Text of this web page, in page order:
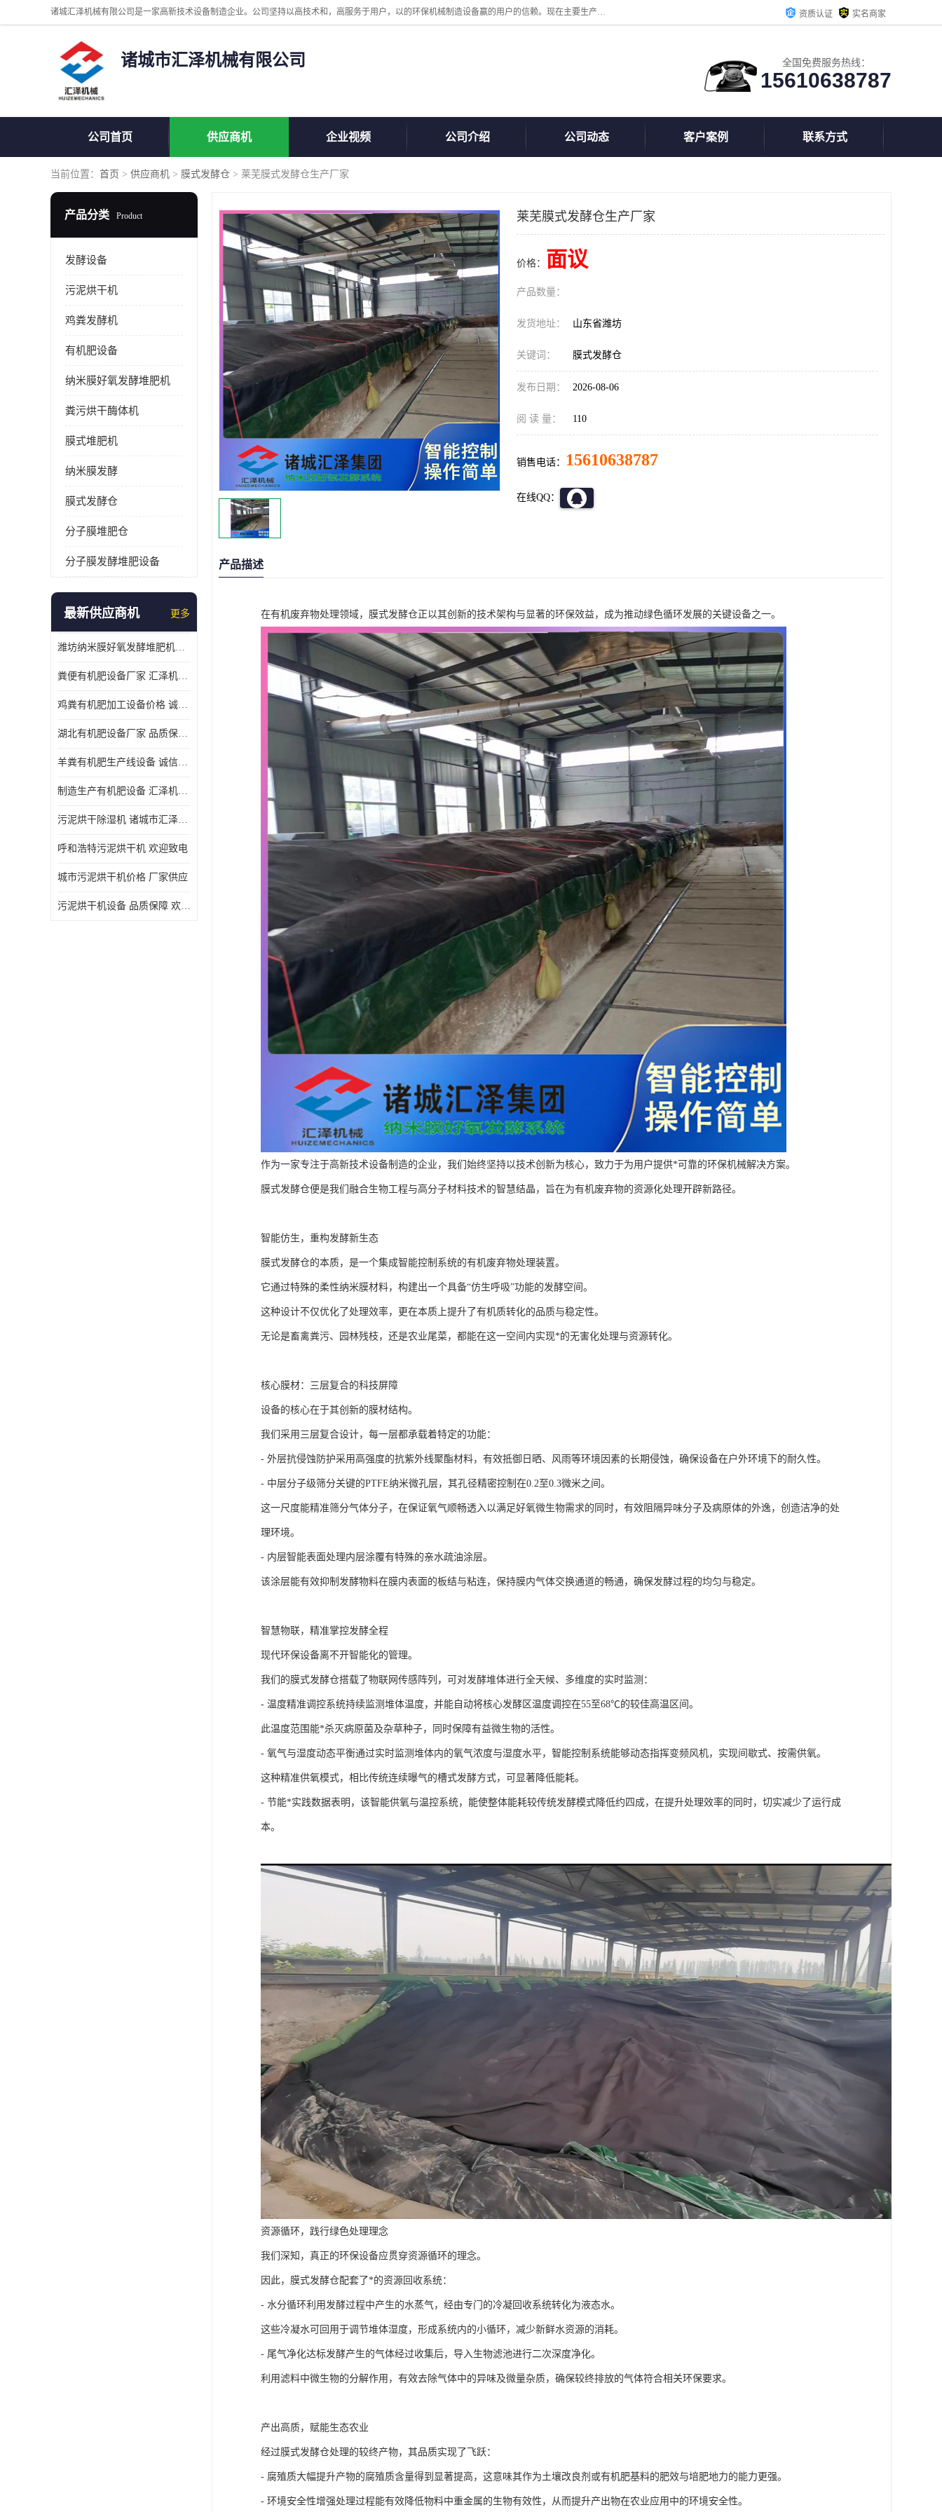
诸城汇泽机械有限公司是一家高新技术设备制造企业。公司坚持以高技术和，高服务于用户，以的环保机械制造设备赢的用户的信赖。现在主要生产死亡畜禽无害化处理和立式和卧式有机肥设备，搅拌机，烘干机，高温发酵机等。污水处理设备，固液分离机。气浮机，化制机等。公司秉承品质，用户至上，科技创新的经营理。 资质认证 实名商家
诸城市汇泽机械有限公司 全国免费服务热线：
15610638787
公司首页 供应商机 企业视频 公司介绍 公司动态 客户案例 联系方式
当前位置： 首页 > 供应商机 > 膜式发酵仓 > 莱芜膜式发酵仓生产厂家
产品分类 Product
发酵设备
污泥烘干机
鸡粪发酵机
有机肥设备
纳米膜好氧发酵堆肥机
粪污烘干酶体机
膜式堆肥机
纳米膜发酵
膜式发酵仓
分子膜堆肥仓
分子膜发酵堆肥设备
最新供应商机 更多
潍坊纳米膜好氧发酵堆肥机定制
粪便有机肥设备厂家 汇泽机械 免费报价
鸡粪有机肥加工设备价格 诚信卖家 致电了解
湖北有机肥设备厂家 品质保障 欢迎咨询
羊粪有机肥生产线设备 诚信卖家 致电了解
制造生产有机肥设备 汇泽机械 免费报价
污泥烘干除湿机 诸城市汇泽机械有限公司
呼和浩特污泥烘干机 欢迎致电
城市污泥烘干机价格 厂家供应
污泥烘干机设备 品质保障 欢迎咨询
莱芜膜式发酵仓生产厂家
价格： 面议
产品数量：
发货地址： 山东省潍坊
关键词： 膜式发酵仓
发布日期： 2026-08-06
阅 读 量： 110
销售电话： 15610638787
在线QQ：
产品描述
在有机废弃物处理领域，膜式发酵仓正以其创新的技术架构与显著的环保效益，成为推动绿色循环发展的关键设备之一。
作为一家专注于高新技术设备制造的企业，我们始终坚持以技术创新为核心，致力于为用户提供*可靠的环保机械解决方案。
膜式发酵仓便是我们融合生物工程与高分子材料技术的智慧结晶，旨在为有机废弃物的资源化处理开辟新路径。
智能仿生，重构发酵新生态
膜式发酵仓的本质，是一个集成智能控制系统的有机废弃物处理装置。
它通过特殊的柔性纳米膜材料，构建出一个具备“仿生呼吸”功能的发酵空间。
这种设计不仅优化了处理效率，更在本质上提升了有机质转化的品质与稳定性。
无论是畜禽粪污、园林残枝，还是农业尾菜，都能在这一空间内实现*的无害化处理与资源转化。
核心膜材：三层复合的科技屏障
设备的核心在于其创新的膜材结构。
我们采用三层复合设计，每一层都承载着特定的功能：
- 外层抗侵蚀防护采用高强度的抗紫外线聚酯材料，有效抵御日晒、风雨等环境因素的长期侵蚀，确保设备在户外环境下的耐久性。
- 中层分子级筛分关键的PTFE纳米微孔层，其孔径精密控制在0.2至0.3微米之间。
这一尺度能精准筛分气体分子，在保证氧气顺畅透入以满足好氧微生物需求的同时，有效阻隔异味分子及病原体的外逸，创造洁净的处
理环境。
- 内层智能表面处理内层涂覆有特殊的亲水疏油涂层。
该涂层能有效抑制发酵物料在膜内表面的板结与粘连，保持膜内气体交换通道的畅通，确保发酵过程的均匀与稳定。
智慧物联，精准掌控发酵全程
现代环保设备离不开智能化的管理。
我们的膜式发酵仓搭载了物联网传感阵列，可对发酵堆体进行全天候、多维度的实时监测：
- 温度精准调控系统持续监测堆体温度，并能自动将核心发酵区温度调控在55至68℃的较佳高温区间。
此温度范围能*杀灭病原菌及杂草种子，同时保障有益微生物的活性。
- 氧气与湿度动态平衡通过实时监测堆体内的氧气浓度与湿度水平，智能控制系统能够动态指挥变频风机，实现间歇式、按需供氧。
这种精准供氧模式，相比传统连续曝气的槽式发酵方式，可显著降低能耗。
- 节能*实践数据表明，该智能供氧与温控系统，能使整体能耗较传统发酵模式降低约四成，在提升处理效率的同时，切实减少了运行成
本。
资源循环，践行绿色处理理念
我们深知，真正的环保设备应贯穿资源循环的理念。
因此，膜式发酵仓配套了*的资源回收系统：
- 水分循环利用发酵过程中产生的水蒸气，经由专门的冷凝回收系统转化为液态水。
这些冷凝水可回用于调节堆体湿度，形成系统内的小循环，减少新鲜水资源的消耗。
- 尾气净化达标发酵产生的气体经过收集后，导入生物滤池进行二次深度净化。
利用滤料中微生物的分解作用，有效去除气体中的异味及微量杂质，确保较终排放的气体符合相关环保要求。
产出高质，赋能生态农业
经过膜式发酵仓处理的较终产物，其品质实现了飞跃：
- 腐殖质大幅提升产物的腐殖质含量得到显著提高，这意味其作为土壤改良剂或有机肥基料的肥效与培肥地力的能力更强。
- 环境安全性增强处理过程能有效降低物料中重金属的生物有效性，从而提升产出物在农业应用中的环境安全性。